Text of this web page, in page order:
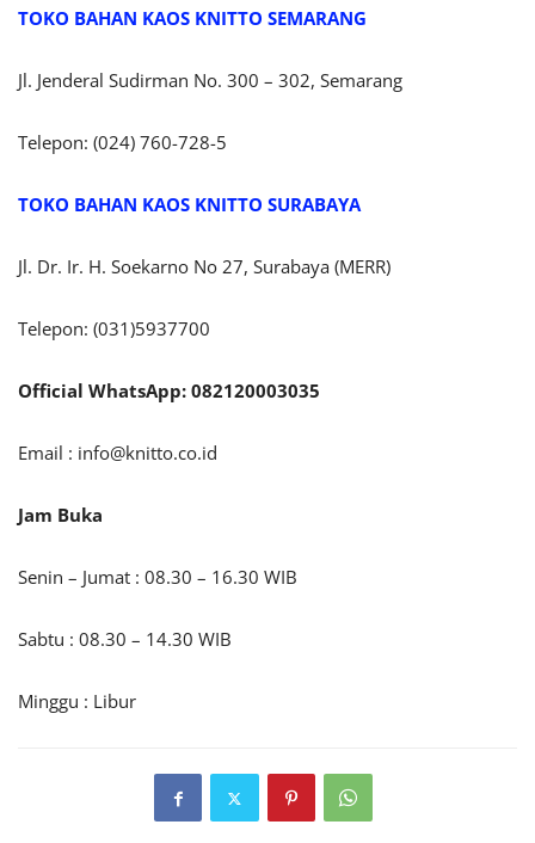
TOKO BAHAN KAOS KNITTO SEMARANG
Jl. Jenderal Sudirman No. 300 – 302, Semarang
Telepon: (024) 760-728-5
TOKO BAHAN KAOS KNITTO SURABAYA
Jl. Dr. Ir. H. Soekarno No 27, Surabaya (MERR)
Telepon: (031)5937700
Official WhatsApp: 082120003035
Email : info@knitto.co.id
Jam Buka
Senin – Jumat : 08.30 – 16.30 WIB
Sabtu : 08.30 – 14.30 WIB
Minggu : Libur